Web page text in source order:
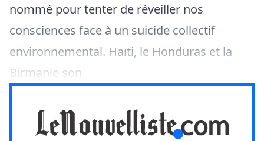
nommé pour tenter de réveiller nos
consciences face à un suicide collectif
environnemental. Haïti, le Honduras et la
Birmanie son